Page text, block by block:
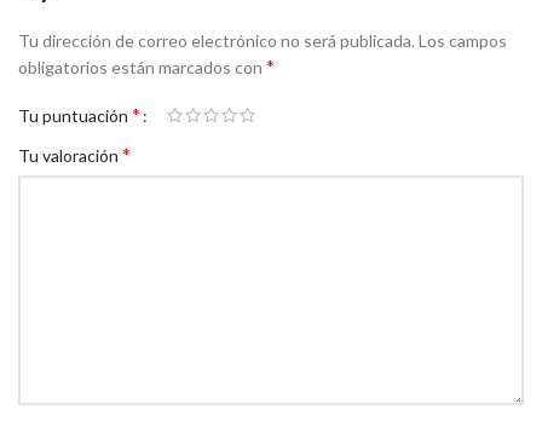
Tu dirección de correo electrónico no será publicada. Los campos
obligatorios están marcados con *
Tu puntuación *
Tu valoración *